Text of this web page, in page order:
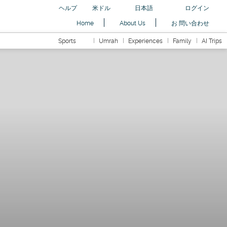
ヘルプ 米ドル 日本語
ログイン
Home
About Us お 問い合わせ
Sports Umrah Experiences Family AI Trips